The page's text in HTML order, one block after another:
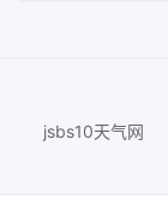
jsbs10天气网